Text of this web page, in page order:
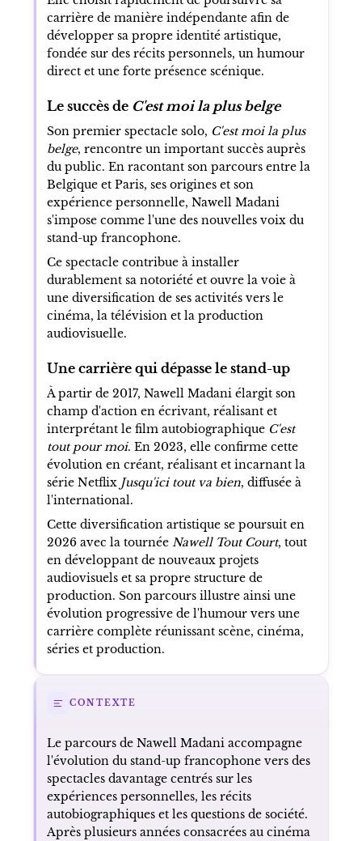
carrière de manière indépendante afin de
développer sa propre identité artistique,
fondée sur des récits personnels, un humour
direct et une forte présence scénique.
Le succès de C'est moi la plus belge
Son premier spectacle solo, C'est moi la plus
belge, rencontre un important succès auprès
du public. En racontant son parcours entre la
Belgique et Paris, ses origines et son
expérience personnelle, Nawell Madani
s'impose comme l'une des nouvelles voix du
stand-up francophone.
Ce spectacle contribue à installer
durablement sa notoriété et ouvre la voie à
une diversification de ses activités vers le
cinéma, la télévision et la production
audiovisuelle.
Une carrière qui dépasse le stand-up
À partir de 2017, Nawell Madani élargit son
champ d'action en écrivant, réalisant et
interprétant le film autobiographique C'est
tout pour moi. En 2023, elle confirme cette
évolution en créant, réalisant et incarnant la
série Netflix Jusqu'ici tout va bien, diffusée à
l'international.
Cette diversification artistique se poursuit en
2026 avec la tournée Nawell Tout Court, tout
en développant de nouveaux projets
audiovisuels et sa propre structure de
production. Son parcours illustre ainsi une
évolution progressive de l'humour vers une
carrière complète réunissant scène, cinéma,
séries et production.
CONTEXTE
Le parcours de Nawell Madani accompagne
l'évolution du stand-up francophone vers des
spectacles davantage centrés sur les
expériences personnelles, les récits
autobiographiques et les questions de société.
Après plusieurs années consacrées au cinéma